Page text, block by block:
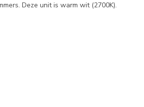
Deze unit is warm wit (2700K).